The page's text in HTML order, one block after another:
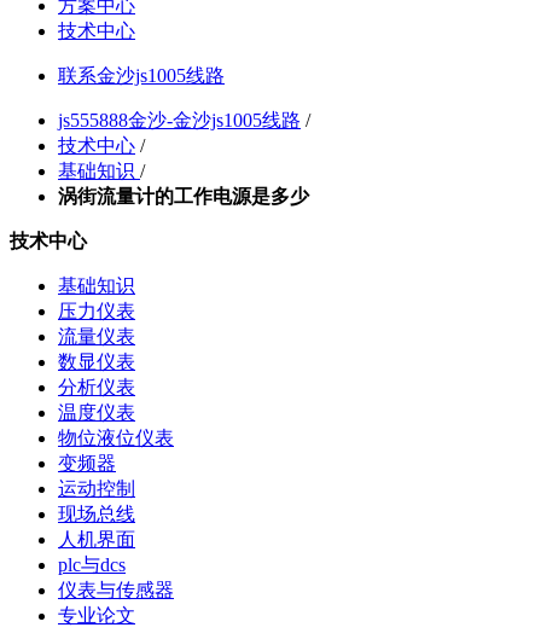
方案中心
技术中心
联系金沙js1005线路
js555888金沙-金沙js1005线路 /
技术中心 /
基础知识 /
涡街流量计的工作电源是多少
技术中心
基础知识
压力仪表
流量仪表
数显仪表
分析仪表
温度仪表
物位液位仪表
变频器
运动控制
现场总线
人机界面
plc与dcs
仪表与传感器
专业论文